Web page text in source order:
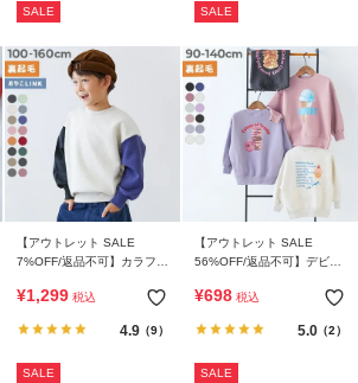
SALE SALE
【アウトレット SALE
7%OFF/返品不可】カラフル
無地トレーナー
¥1,299 税込
4.9（9）
SALE
【アウトレット SALE
56%OFF/返品不可】デビラ
BIGシルエット プリントト
¥698 税込
5.0（2）
SALE